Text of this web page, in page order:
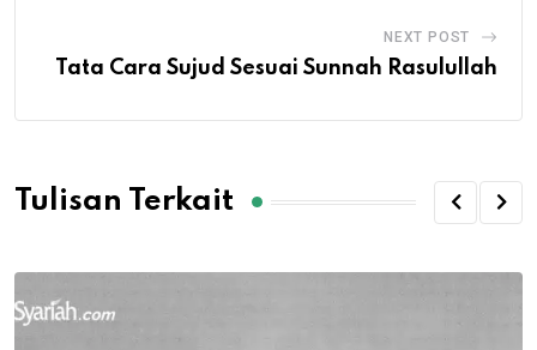
NEXT POST
Tata Cara Sujud Sesuai Sunnah Rasulullah
Tulisan Terkait